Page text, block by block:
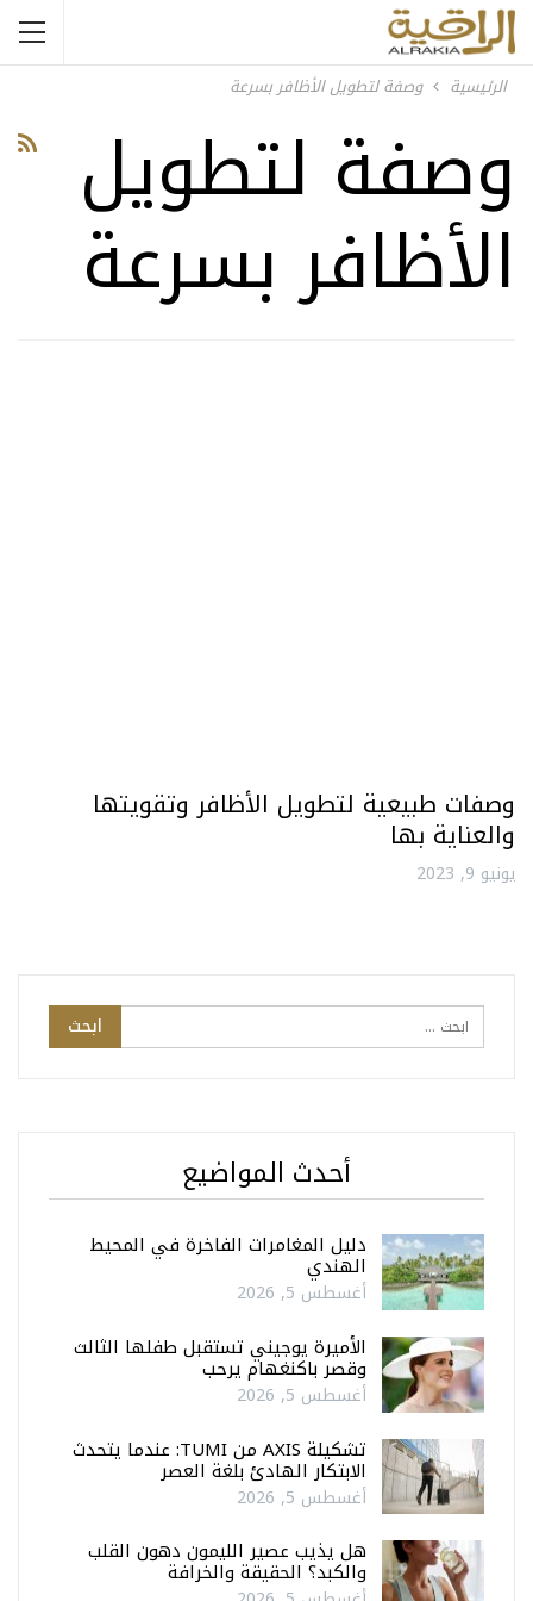
الرئيسية وصفة لتطويل الأظافر بسرعة
وصفة لتطويل
الأظافر بسرعة
وصفات طبيعية لتطويل الأظافر وتقويتها
والعناية بها
يونيو 9, 2023
أحدث المواضيع
دليل المغامرات الفاخرة في المحيط
الهندي
أغسطس 5, 2026
الأميرة يوجيني تستقبل طفلها الثالث
وقصر باكنغهام يرحب
أغسطس 5, 2026
تشكيلة AXIS من TUMI: عندما يتحدث
الابتكار الهادئ بلغة العصر
أغسطس 5, 2026
هل يذيب عصير الليمون دهون القلب
والكبد؟ الحقيقة والخرافة